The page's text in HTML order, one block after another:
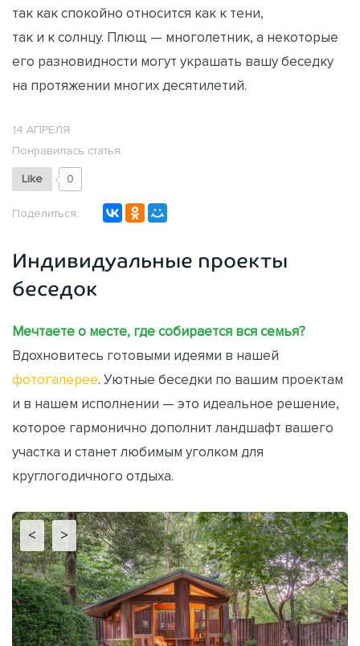
так как спокойно относится как к тени,
так и к солнцу. Плющ — многолетник, а некоторые
его разновидности могут украшать вашу беседку
на протяжении многих десятилетий.
14 АПРЕЛЯ
Понравилась статья:
Like 0
Поделиться:
Индивидуальные проекты
беседок
Мечтаете о месте, где собирается вся семья?
Вдохновитесь готовыми идеями в нашей
фотогалерее. Уютные беседки по вашим проектам
и в нашем исполнении — это идеальное решение,
которое гармонично дополнит ландшафт вашего
участка и станет любимым уголком для
круглогодичного отдыха.
< >